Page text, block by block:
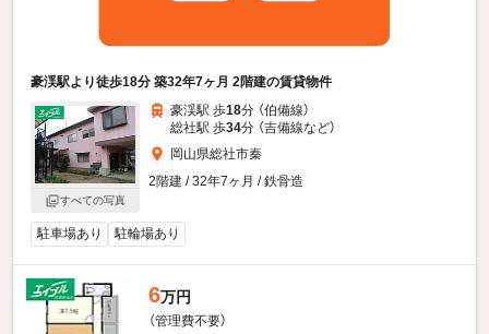
豪渓駅より徒歩18分 築32年7ヶ月 2階建の賃貸物件
すべての写真
豪渓駅 歩18分 （伯備線）
総社駅 歩34分 （吉備線など）
岡山県総社市秦
2階建 / 32年7ヶ月 / 鉄骨造
駐車場あり 駐輪場あり
6万円
（管理費不要）